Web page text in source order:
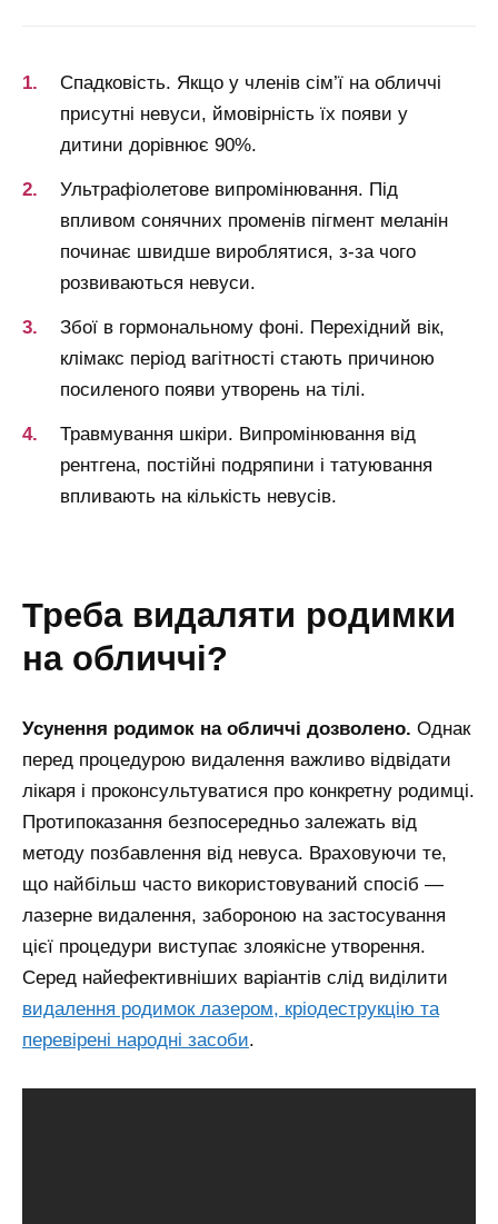
Спадковість. Якщо у членів сім’ї на обличчі
присутні невуси, ймовірність їх появи у
дитини дорівнює 90%.
Ультрафіолетове випромінювання. Під
впливом сонячних променів пігмент меланін
починає швидше вироблятися, з-за чого
розвиваються невуси.
Збої в гормональному фоні. Перехідний вік,
клімакс період вагітності стають причиною
посиленого появи утворень на тілі.
Травмування шкіри. Випромінювання від
рентгена, постійні подряпини і татуювання
впливають на кількість невусів.
треба видаляти родимки
на обличчі?
Усунення родимок на обличчі дозволено. Однак
перед процедурою видалення важливо відвідати
лікаря і проконсультуватися про конкретну родимці.
Протипоказання безпосередньо залежать від
методу позбавлення від невуса. Враховуючи те,
що найбільш часто використовуваний спосіб —
лазерне видалення, забороною на застосування
цієї процедури виступає злоякісне утворення.
Серед найефективніших варіантів слід виділити
видалення родимок лазером, кріодеструкцію та
перевірені народні засоби.